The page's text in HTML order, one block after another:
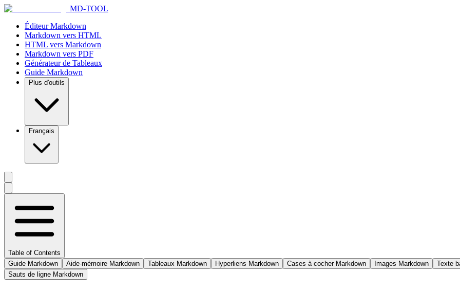
MD-TOOL
Éditeur Markdown
Markdown vers HTML
HTML vers Markdown
Markdown vers PDF
Générateur de Tableaux
Guide Markdown
Plus d'outils
Français
Table of Contents
Guide Markdown
Aide-mémoire Markdown Tableaux Markdown Hyperliens Markdown Cases à cocher Markdown Images Markdown Texte
Sauts de ligne Markdown